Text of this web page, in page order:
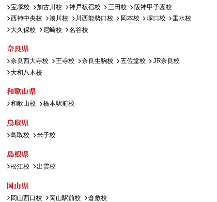
宝塚校
加古川校 神戸板宿校 三田校
阪神甲子園校
西神中央校
湊川校 川西能勢口校 岡本校 塚口校
垂水校
大久保校
尼崎校 名谷校
奈良県
奈良西大寺校 王寺校 奈良生駒校 五位堂校
JR奈良校
大和八木校
和歌山県
和歌山校 橋本駅前校
鳥取県
鳥取校 米子校
島根県
松江校 出雲校
岡山県
岡山西口校 岡山駅前校 倉敷校